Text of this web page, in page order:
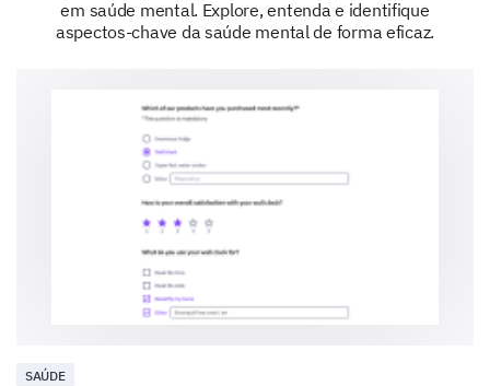
em saúde mental. Explore, entenda e identifique
aspectos-chave da saúde mental de forma eficaz.
SAÚDE